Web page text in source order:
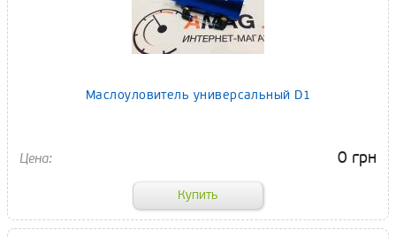
Маслоуловитель универсальный D1
0 грн